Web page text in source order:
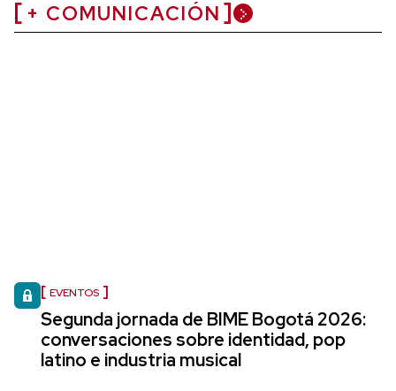
+ COMUNICACIÓN
EVENTOS
Segunda jornada de BIME Bogotá 2026:
conversaciones sobre identidad, pop
latino e industria musical